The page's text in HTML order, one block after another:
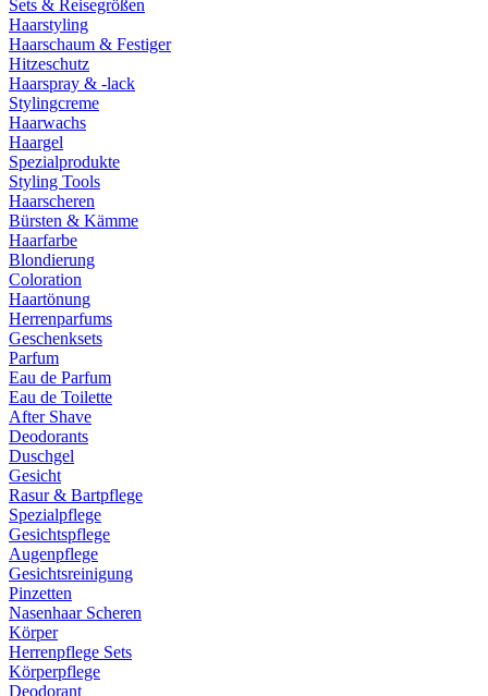
Sets & Reisegrößen
Haarstyling
Haarschaum & Festiger
Hitzeschutz
Haarspray & -lack
Stylingcreme
Haarwachs
Haargel
Spezialprodukte
Styling Tools
Haarscheren
Bürsten & Kämme
Haarfarbe
Blondierung
Coloration
Haartönung
Herrenparfums
Geschenksets
Parfum
Eau de Parfum
Eau de Toilette
After Shave
Deodorants
Duschgel
Gesicht
Rasur & Bartpflege
Spezialpflege
Gesichtspflege
Augenpflege
Gesichtsreinigung
Pinzetten
Nasenhaar Scheren
Körper
Herrenpflege Sets
Körperpflege
Deodorant